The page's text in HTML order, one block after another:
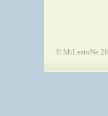
© MiLestoNe